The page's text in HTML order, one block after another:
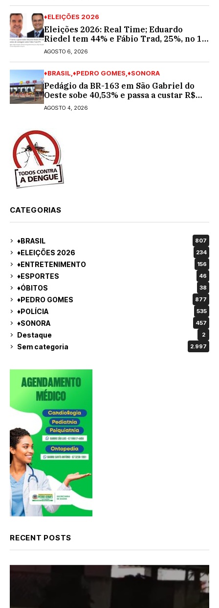
♦ELEIÇÕES 2026
Eleições 2026: Real Time; Eduardo
Riedel tem 44% e Fábio Trad, 25%, no 1º
turno para o governo do MS
AGOSTO 6, 2026
♦BRASIL ♦PEDRO GOMES ♦SONORA
Pedágio da BR-163 em São Gabriel do
Oeste sobe 40,53% e passa a custar R$
10,70 a partir desta quarta-feira
AGOSTO 4, 2026
CATEGORIAS
♦BRASIL 807
♦ELEIÇÕES 2026 234
♦ENTRETENIMENTO 156
♦ESPORTES 46
♦ÓBITOS 38
♦PEDRO GOMES 877
♦POLÍCIA 535
♦SONORA 457
Destaque 2
Sem categoria 2.997
RECENT POSTS